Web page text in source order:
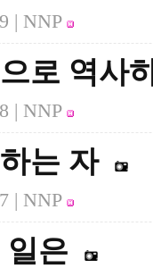
| NNP
로 역사
| NNP
는 자
| NNP
일은